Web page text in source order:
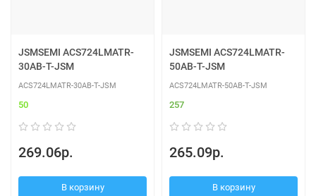
JSMSEMI ACS724LMATR-
30AB-T-JSM
ACS724LMATR-30AB-T-JSM
50
269.06р.
В корзину
JSMSEMI ACS724LMATR-
50AB-T-JSM
ACS724LMATR-50AB-T-JSM
257
265.09р.
В корзину